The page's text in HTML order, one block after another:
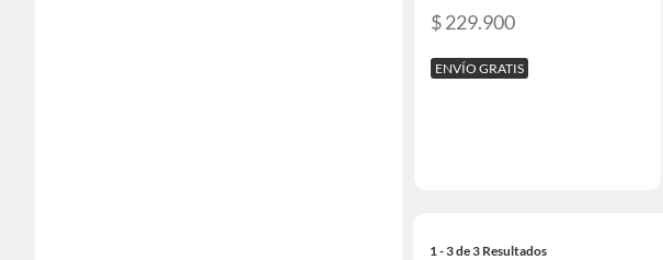
$ 229.900
ENVÍO GRATIS
1 - 3 de 3 Resultados